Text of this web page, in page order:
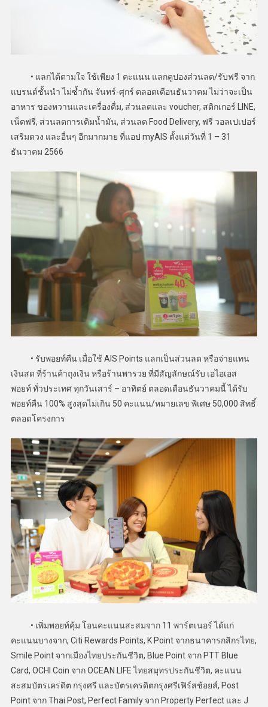
• แลกได้ตามใจ ใช้เพียง 1 คะแนน แลกคูปองส่วนลด/รับฟรี จาก
แบรนด์ชั้นนำ ไม่ซ้ำกัน จันทร์-ศุกร์ ตลอดเดือนธันวาคม ไม่ว่าจะเป็น
อาหาร ของหวานและเครื่องดื่ม, ส่วนลดและ voucher, สติกเกอร์ LINE,
เน็ตฟรี, ส่วนลดการเติมน้ำมัน, ส่วนลด Food Delivery, ฟรี วอลเปเปอร์
เสริมดวง และอื่นๆ อีกมากมาย ที่แอป myAIS ตั้งแต่วันที่ 1 – 31
ธันวาคม 2566
• รับพอยท์คืน เมื่อใช้ AIS Points แลกเป็นส่วนลด หรือจ่ายแทน
เงินสด ที่ร้านค้าถุงเงิน หรือร้านพารวย ที่มีสัญลักษณ์รับ เอไอเอส
พอยท์ ทั่วประเทศ ทุกวันเสาร์ – อาทิตย์ ตลอดเดือนธันวาคมนี้ ได้รับ
พอยท์คืน 100% สูงสุดไม่เกิน 50 คะแนน/หมายเลข พิเศษ 50,000 สิทธิ์
ตลอดโครงการ
• เพิ่มพอยท์คุ้ม โอนคะแนนสะสมจาก 11 พาร์ตเนอร์ ได้แก่
คะแนนบางจาก, Citi Rewards Points, K Point จากธนาคารกสิกรไทย,
Smile Point จากเมืองไทยประกันชีวิต, Blue Point จาก PTT Blue
Card, OCHI Coin จาก OCEAN LIFE ไทยสมุทรประกันชีวิต, คะแนน
สะสมบัตรเครดิต กรุงศรี และบัตรเครดิตกรุงศรีเฟิร์สช้อยส์, Post
Point จาก Thai Post, Perfect Family จาก Property Perfect และ J